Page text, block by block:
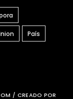
País
/ CREADO POR